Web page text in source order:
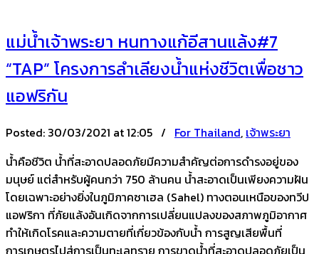
แม่น้ำเจ้าพระยา หนทางแก้อีสานแล้ง#7
“TAP” โครงการลำเลียงน้ำแห่งชีวิตเพื่อชาว
แอฟริกัน
Posted: 30/03/2021 at 12:05 / For Thailand, เจ้าพระยา
น้ำคือชีวิต น้ำที่สะอาดปลอดภัยมีความสำคัญต่อการดำรงอยู่ของ
มนุษย์ แต่สำหรับผู้คนกว่า 750 ล้านคน น้ำสะอาดเป็นเพียงความฝัน
โดยเฉพาะอย่างยิ่งในภูมิภาคซาเฮล (Sahel) ทางตอนเหนือของทวีป
แอฟริกา ที่ภัยแล้งอันเกิดจากการเปลี่ยนแปลงของสภาพภูมิอากาศ
ทำให้เกิดโรคและความตายที่เกี่ยวข้องกับน้ำ การสูญเสียพื้นที่
การเกษตรไปสู่การเป็นทะเลทราย การขาดน้ำที่สะอาดปลอดภัยเป็น